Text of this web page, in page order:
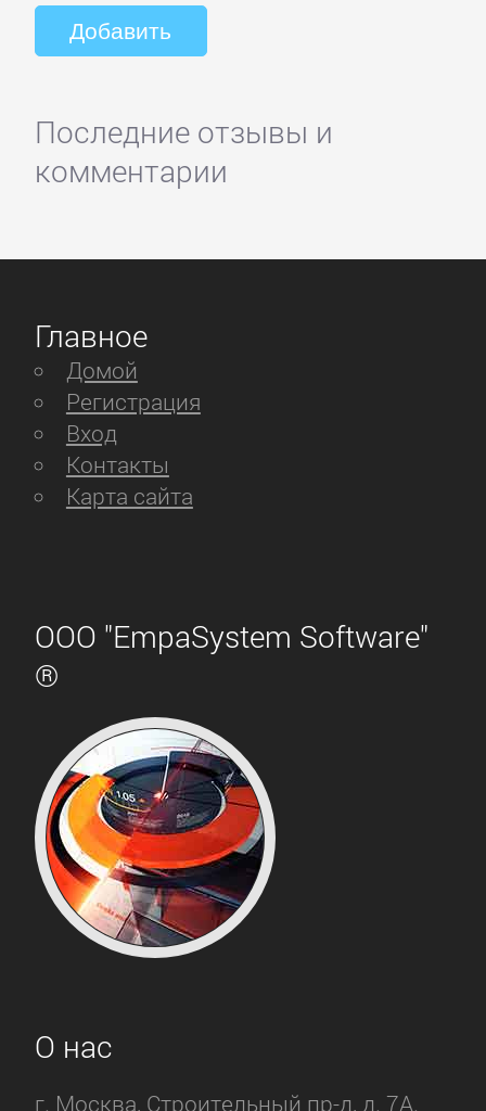
Последние отзывы и
комментарии
Главное
Домой
Регистрация
Вход
Контакты
Карта сайта
ООО "EmpaSystem Software"
®
О нас
г. Москва, Строительный пр-д, д. 7А.